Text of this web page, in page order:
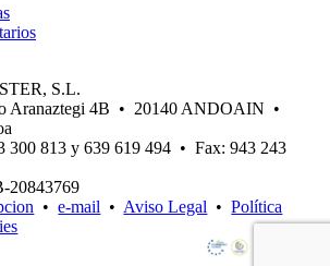
S.L.
Aranaztegi 4B • 20140 ANDOAIN •
300 813 y 639 619 494 • Fax: 943 243
20843769
•e-mail • Aviso Legal •Política